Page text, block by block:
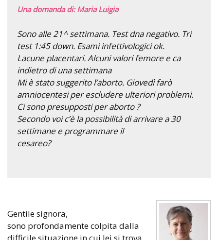
Una domanda di: Maria Luigia
Sono alle 21^ settimana. Test dna negativo. Tri
test 1:45 down. Esami infettivologici ok.
Lacune placentari. Alcuni valori femore e ca
indietro di una settimana
Mi è stato suggerito l’aborto. Giovedì farò
amniocentesi per escludere ulteriori problemi.
Ci sono presupposti per aborto ?
Secondo voi c’è la possibilità di arrivare a 30
settimane e programmare il
cesareo?
Gentile signora,
sono profondamente colpita dalla